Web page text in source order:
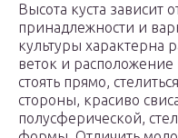
Высота куста зависит
принадлежности и
культуры характерна
веток и расположение
стоять прямо,
стороны, красиво
полусферической,